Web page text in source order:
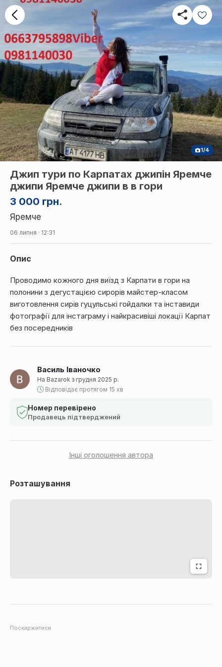
1/4
3 000 грн.
Джип тури по Карпатах джипін Яремче
джипи Яремче джипи в в гори
Яремче
06 липня · 12:31
Василь Іваночко
На Bazarok з грудня 2025 р.
Відповідає протягом 15 хв
Номер перевірено
Продавець підтверджений
Інші оголошення автора
Опис
Проводимо кожного дня виїзд з Карпати в гори на
полонини з дегустацією сирорів майстер-класом
виготовлення сирів гуцульські гойдалки та інставиди
фотографії для інстаграму і найкрасивіші локації Карпат
без посередників
Розташування
Поскаржитися